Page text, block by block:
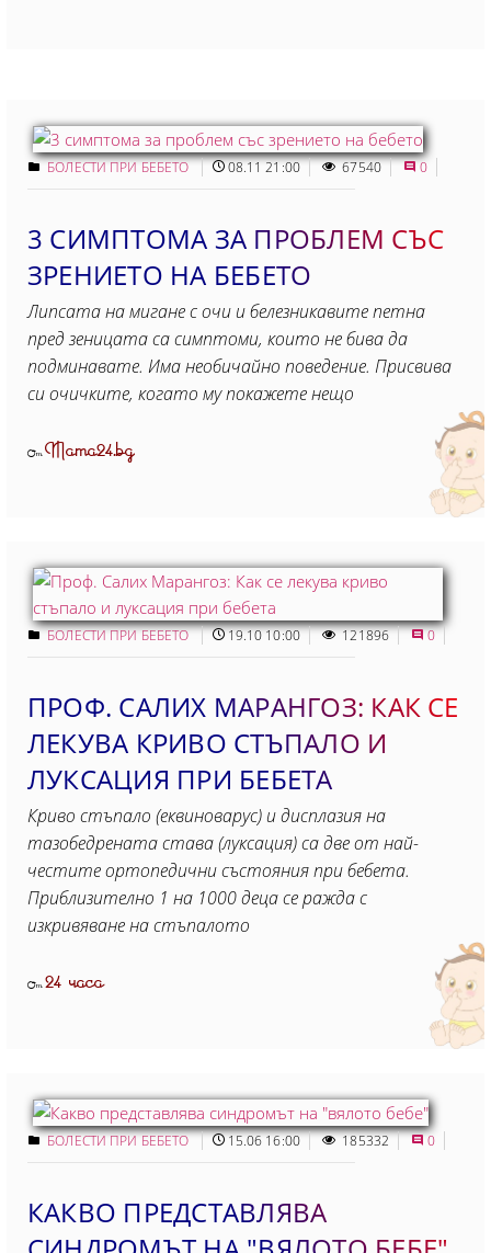
БОЛЕСТИ ПРИ БЕБЕТО 08.11 21:00 67540 0
3 СИМПТОМА ЗА ПРОБЛЕМ СЪС
ЗРЕНИЕТО НА БЕБЕТО
Липсата на мигане с очи и белезникавите петна
пред зеницата са симптоми, които не бива да
подминавате. Има необичайно поведение. Присвива
си очичките, когато му покажете нещо
ОтMama24.bg
БОЛЕСТИ ПРИ БЕБЕТО 19.10 10:00 121896 0
ПРОФ. САЛИХ МАРАНГОЗ: КАК СЕ
ЛЕКУВА КРИВО СТЪПАЛО И
ЛУКСАЦИЯ ПРИ БЕБЕТА
Криво стъпало (еквиноварус) и дисплазия на
тазобедрената става (луксация) са две от най-
честите ортопедични състояния при бебета.
Приблизително 1 на 1000 деца се ражда с
изкривяване на стъпалото
От24 часа
БОЛЕСТИ ПРИ БЕБЕТО 15.06 16:00 185332 0
КАКВО ПРЕДСТАВЛЯВА